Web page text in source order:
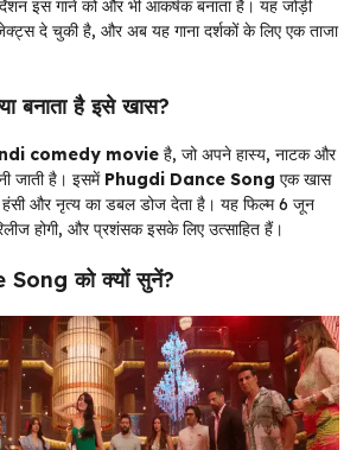
इस गाने को और भी आकर्षक बनाता है। यह जोड़ी
दे चुकी है, और अब यह गाना दर्शकों के लिए एक ताजा
बनाता है इसे खास?
comedy movie है, जो अपने हास्य, नाटक और
जाती है। इसमें Phugdi Dance Song एक खास
हंसी और नृत्य का डबल डोज देता है। यह फिल्म 6 जून
होगी, और प्रशंसक इसके लिए उत्साहित हैं।
को क्यों सुनें?